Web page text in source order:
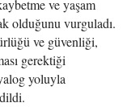
ve yaşam
olduğunu vurguladı.
ve güvenliği,
gerektiği
yoluyla